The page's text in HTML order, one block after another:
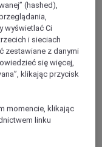
znajdziesz hotel
(hashed),
wyświetlać Ci
i sieciach
zestawiane z danymi
się więcej,
klikając przycisk
momencie, klikając
linku